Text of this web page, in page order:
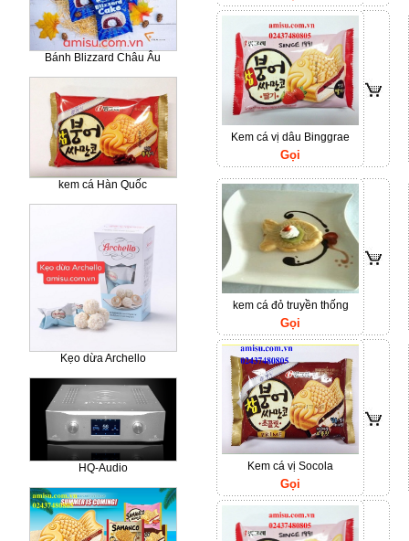
Bánh Blizzard Châu Âu
kem cá Hàn Quốc
Kẹo dừa Archello
HQ-Audio
Kem cá vị dâu Binggrae
Gọi
kem cá đỏ truyền thống
Gọi
Kem cá vị Socola
Gọi